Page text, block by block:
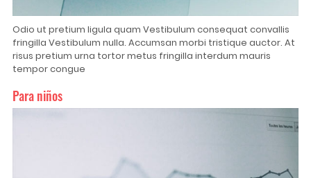
Odio ut pretium ligula quam Vestibulum consequat convallis
fringilla Vestibulum nulla. Accumsan morbi tristique auctor. At
risus pretium urna tortor metus fringilla interdum mauris
tempor congue
Para niños